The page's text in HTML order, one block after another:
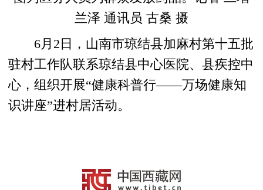
兰泽 通讯员 古桑 摄
6月2日，山南市琼结县加麻村第十五批
驻村工作队联系琼结县中心医院、县疾控中
心，组织开展“健康科普行——万场健康知
识讲座”进村居活动。